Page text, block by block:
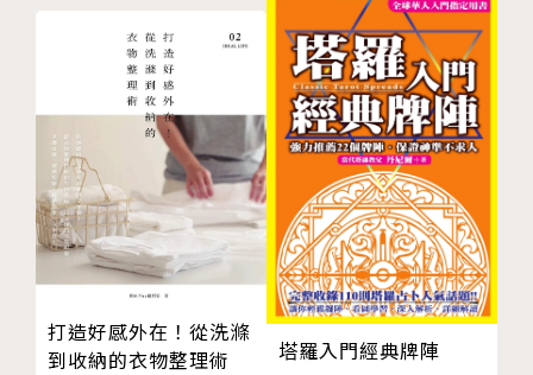
據統計，台灣每年有超過五百場各式馬拉松賽事，雖然
賽事多，但參與選手是否有正確的跑步觀念？知道怎麼
選擇合適的裝備？如何訓練以避免受傷？有無適當的飲
食與生活搭配？……這些都是新手跑者需要留意的。
本書作者小出義雄是日本著名馬拉松教練，曾培育多名
女子馬拉松金牌選手，其得意門生高橋尚子可說是21
世紀初表現最耀眼的女子長跑選手，不僅在2000年雪
梨奧運女子馬拉松項目奪金，一舉成為日本家喻戶曉的
名人，隔年又在柏林馬拉松跑出2小時19分46秒的成
Lesson3 以短時間練習，瞄準「4小時內跑完全馬」
想用短時間練習達成「破4」➡短時間訓練到邊喘邊向
前衝
目標「破4（SUB4）」三個月期的練習規劃
計畫1 要有好的訓練，必須兼顧「家庭和睦」
計畫2 以跑到「氣喘吁吁」彌補練習時間的短暫
計畫3 最重要練習：長跑日的最後要加速跑
計畫4 利用爬坡訓練增強腳力和體力
計畫5 平常練習結束前像比賽一樣跑30公里
〔享受安全的跑步〕 善用零碎時間勤快地進行補強運
打造好感外在！從洗滌
到收納的衣物整理術
塔羅入門經典牌陣